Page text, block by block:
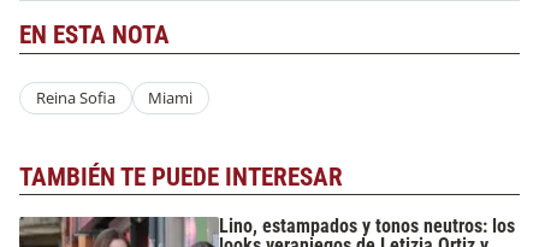
EN ESTA NOTA
Reina Sofia Miami
TAMBIÉN TE PUEDE INTERESAR
Lino, estampados y tonos neutros: los